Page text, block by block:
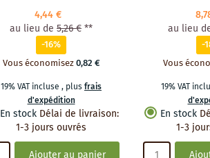
4,44 €
au lieu de 5,26 €**
-16%
Vous économisez0,82 €
19% VAT incluse , plusfrais
d'expédition
En stock Délai de livraison:
1-3 jours ouvrés
au lieu
-
Vous
19% VAT
En stock
1-3